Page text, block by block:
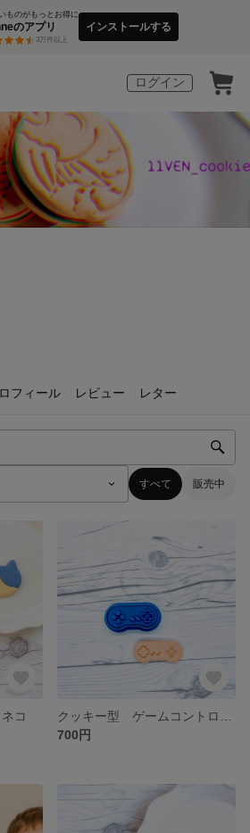
ものがもっとお得に
のアプリ
3万件以上
インストールする
ログイン
フィール レビュー レター
すべて 販売中
コ
700円